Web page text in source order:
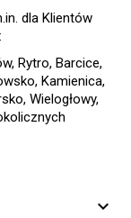
dla Klientów
Rytro, Barcice,
Kamienica,
Wielogłowy,
keyboard_arrow_down